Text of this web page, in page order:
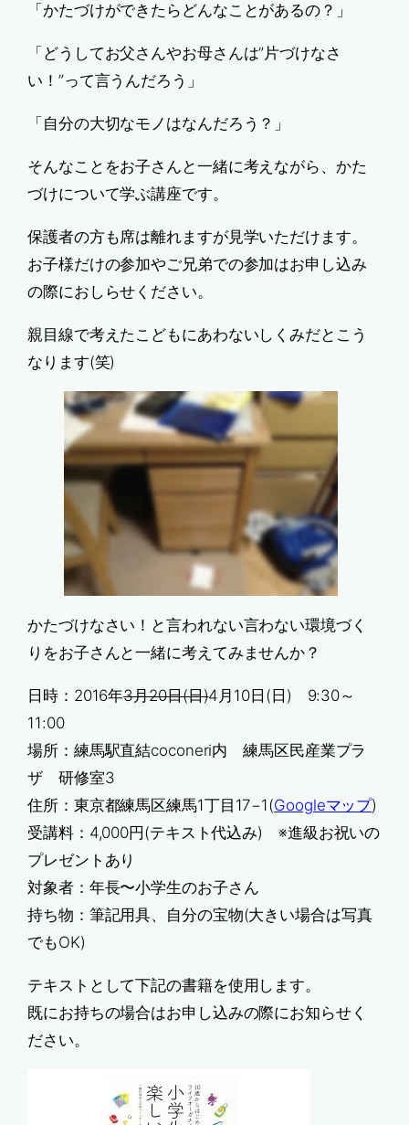
「かたづけができたらどんなことがあるの？」
「どうしてお父さんやお母さんは”片づけなさ
い！”って言うんだろう」
「自分の大切なモノはなんだろう？」
そんなことをお子さんと一緒に考えながら、かた
づけについて学ぶ講座です。
保護者の方も席は離れますが見学いただけます。
お子様だけの参加やご兄弟での参加はお申し込み
の際におしらせください。
親目線で考えたこどもにあわないしくみだとこう
なります(笑)
かたづけなさい！と言われない言わない環境づく
りをお子さんと一緒に考えてみませんか？
日時：2016年3月20日(日)4月10日(日) 9:30～
11:00
場所：練馬駅直結coconeri内 練馬区民産業プラ
ザ 研修室3
住所：東京都練馬区練馬1丁目17−1(Googleマップ)
受講料：4,000円(テキスト代込み) ※進級お祝いの
プレゼントあり
対象者：年長〜小学生のお子さん
持ち物：筆記用具、自分の宝物(大きい場合は写真
でもOK)
テキストとして下記の書籍を使用します。
既にお持ちの場合はお申し込みの際にお知らせく
ださい。